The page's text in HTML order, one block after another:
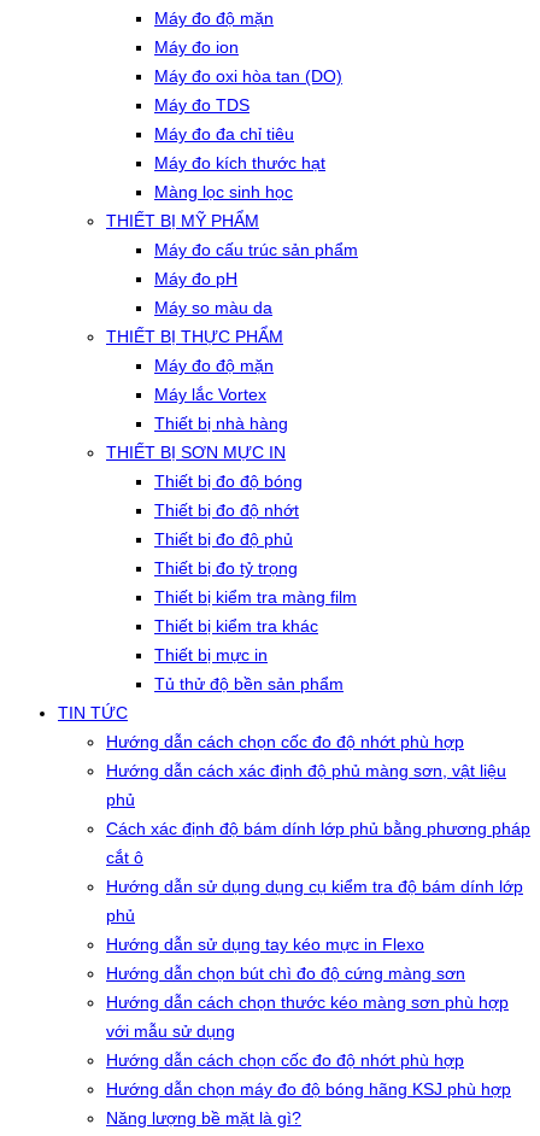
Máy đo độ mặn
Máy đo ion
Máy đo oxi hòa tan (DO)
Máy đo TDS
Máy đo đa chỉ tiêu
Máy đo kích thước hạt
Màng lọc sinh học
THIẾT BỊ MỸ PHẨM
Máy đo cấu trúc sản phẩm
Máy đo pH
Máy so màu da
THIẾT BỊ THỰC PHẨM
Máy đo độ mặn
Máy lắc Vortex
Thiết bị nhà hàng
THIẾT BỊ SƠN MỰC IN
Thiết bị đo độ bóng
Thiết bị đo độ nhớt
Thiết bị đo độ phủ
Thiết bị đo tỷ trọng
Thiết bị kiểm tra màng film
Thiết bị kiểm tra khác
Thiết bị mực in
Tủ thử độ bền sản phẩm
TIN TỨC
Hướng dẫn cách chọn cốc đo độ nhớt phù hợp
Hướng dẫn cách xác định độ phủ màng sơn, vật liệu
phủ
Cách xác định độ bám dính lớp phủ bằng phương pháp
cắt ô
Hướng dẫn sử dụng dụng cụ kiểm tra độ bám dính lớp
phủ
Hướng dẫn sử dụng tay kéo mực in Flexo
Hướng dẫn chọn bút chì đo độ cứng màng sơn
Hướng dẫn cách chọn thước kéo màng sơn phù hợp
với mẫu sử dụng
Hướng dẫn cách chọn cốc đo độ nhớt phù hợp
Hướng dẫn chọn máy đo độ bóng hãng KSJ phù hợp
Năng lượng bề mặt là gì?